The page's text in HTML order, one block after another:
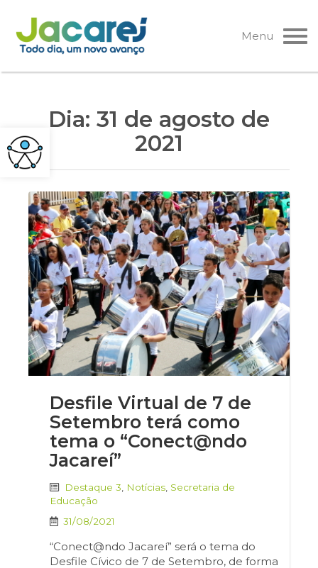
Pular
para
o
Menu
Dia: 31 de agosto de
2021
Desfile Virtual de 7 de
Setembro terá como
tema o “Conect@ndo
Jacareí”
Destaque 3 Notícias Secretaria de
Educação
31/08/2021
“Conect@ndo Jacareí” será o tema do
Desfile Cívico de 7 de Setembro, de forma